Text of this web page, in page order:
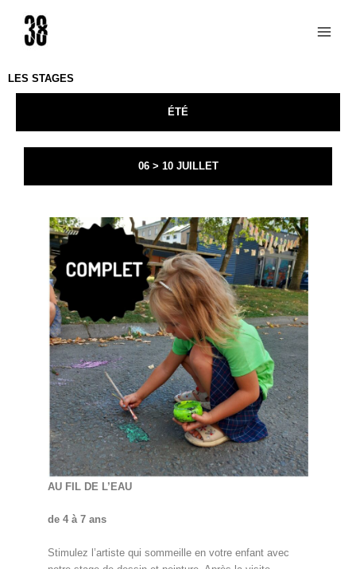
contenu
LES STAGES
ÉTÉ
06 > 10 JUILLET
AU FIL DE L’EAU
de 4 à 7 ans
Stimulez l’artiste qui sommeille en votre enfant avec